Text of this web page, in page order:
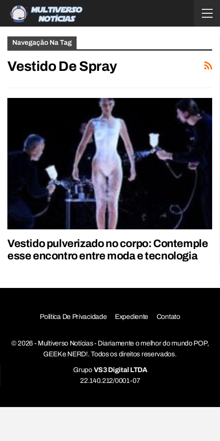
Navegação Na Tag
Vestido De Spray
Vestido pulverizado no corpo: Contemple
esse encontro entre moda e tecnologia
Política De Privacidade Expediente Contato
© 2026 - Multiverso Notícias - Diariamente o melhor do mundo POP,
GEEK e NERD!. Todos os direitos reservados.
Grupo VS3 Digital LTDA
22.140.212/0001-07